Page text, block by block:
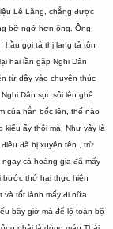
Lê Lăng, chẳng được
bỡ ngỡ hơn ông. Ông
hầu gọi tả thị lang tả tôn
hai lần gặp Nghi Dân
từ dây vào chuyện thúc
Dân sục sôi lên ghê
của hẳn bốc lên, thế nào
kiểu ấy thôi mà. Như vậy là
đã bị xuyên tên , trừ
cả hoàng gia đã mấy
bước thứ hai thực hiện
và tốt lành mấy đi nữa
bây giờ mà để lộ toàn bộ